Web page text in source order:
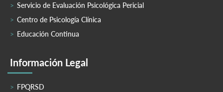
Servicio de Evaluación Psicológica Pericial
Centro de Psicología Clínica
Educación Continua
Información Legal
FPQRSD